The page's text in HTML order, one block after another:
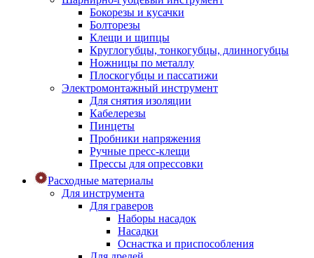
Бокорезы и кусачки
Болторезы
Клещи и щипцы
Круглогубцы, тонкогубцы, длинногубцы
Ножницы по металлу
Плоскогубцы и пассатижи
Электромонтажный инструмент
Для снятия изоляции
Кабелерезы
Пинцеты
Пробники напряжения
Ручные пресс-клещи
Прессы для опрессовки
Расходные материалы
Для инструмента
Для граверов
Наборы насадок
Насадки
Оснастка и приспособления